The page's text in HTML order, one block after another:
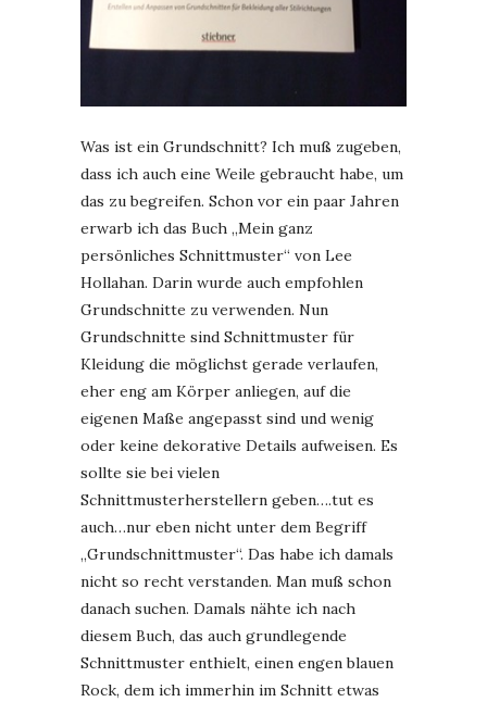
Was ist ein Grundschnitt? Ich muß zugeben,
dass ich auch eine Weile gebraucht habe, um
das zu begreifen. Schon vor ein paar Jahren
erwarb ich das Buch „Mein ganz
persönliches Schnittmuster“ von Lee
Hollahan. Darin wurde auch empfohlen
Grundschnitte zu verwenden. Nun
Grundschnitte sind Schnittmuster für
Kleidung die möglichst gerade verlaufen,
eher eng am Körper anliegen, auf die
eigenen Maße angepasst sind und wenig
oder keine dekorative Details aufweisen. Es
sollte sie bei vielen
Schnittmusterherstellern geben….tut es
auch…nur eben nicht unter dem Begriff
„Grundschnittmuster“. Das habe ich damals
nicht so recht verstanden. Man muß schon
danach suchen. Damals nähte ich nach
diesem Buch, das auch grundlegende
Schnittmuster enthielt, einen engen blauen
Rock, dem ich immerhin im Schnitt etwas